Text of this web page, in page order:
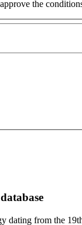
the
dating from the